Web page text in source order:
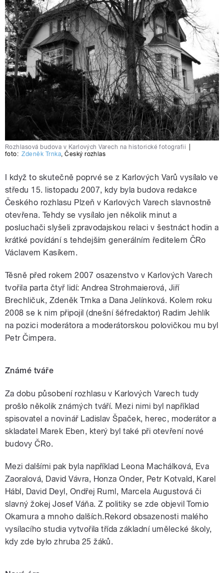
Rozhlasová budova v Karlových Varech na historické fotografii
foto: Zdeněk Trnka,Český rozhlas
I když to skutečně poprvé se z Karlových Varů vysílalo ve
středu 15. listopadu 2007, kdy byla budova redakce
Českého rozhlasu Plzeň v Karlových Varech slavnostně
otevřena. Tehdy se vysílalo jen několik minut a
posluchači slyšeli zpravodajskou relaci v šestnáct hodin a
krátké povídání s tehdejším generálním ředitelem ČRo
Václavem Kasíkem.
Těsně před rokem 2007 osazenstvo v Karlových Varech
tvořila parta čtyř lidí: Andrea Strohmaierová, Jiří
Brechličuk, Zdeněk Trnka a Dana Jelínková. Kolem roku
2008 se k nim připojil (dnešní šéfredaktor) Radim Jehlík
na pozici moderátora a moderátorskou polovičkou mu byl
Petr Čimpera.
Známé tváře
Za dobu působení rozhlasu v Karlových Varech tudy
prošlo několik známých tváří. Mezi nimi byl například
spisovatel a novinář Ladislav Špaček, herec, moderátor a
skladatel Marek Eben, který byl také při otevření nové
budovy ČRo.
Mezi dalšími pak byla například Leona Machálková, Eva
Zaoralová, David Vávra, Honza Onder, Petr Kotvald, Karel
Hábl, David Deyl, Ondřej Ruml, Marcela Augustová či
slavný žokej Josef Váňa. Z politiky se zde objevil Tomio
Okamura a mnoho dalších.Rekord obsazenosti malého
vysílacího studia vytvořila třída základní umělecké školy,
kdy zde bylo zhruba 25 žáků.